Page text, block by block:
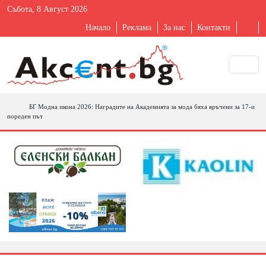
Събота, 8 Август 2026
Начало Реклама За нас Контакти
БГ Модна икона 2026: Наградите на Академията за мода бяха връчени за 17-и
пореден път